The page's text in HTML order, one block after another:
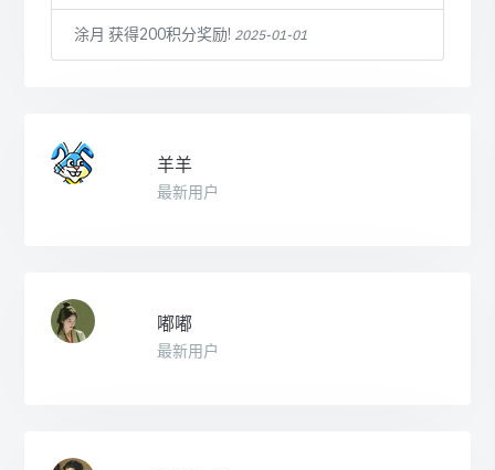
涂月 获得200积分奖励! 2025-01-01
羊羊
最新用户
嘟嘟
最新用户